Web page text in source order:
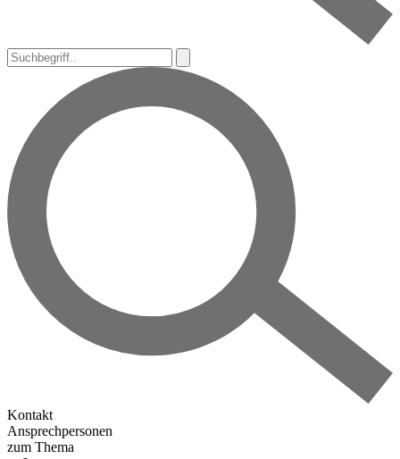
Kontakt
Ansprechpersonen
zum Thema